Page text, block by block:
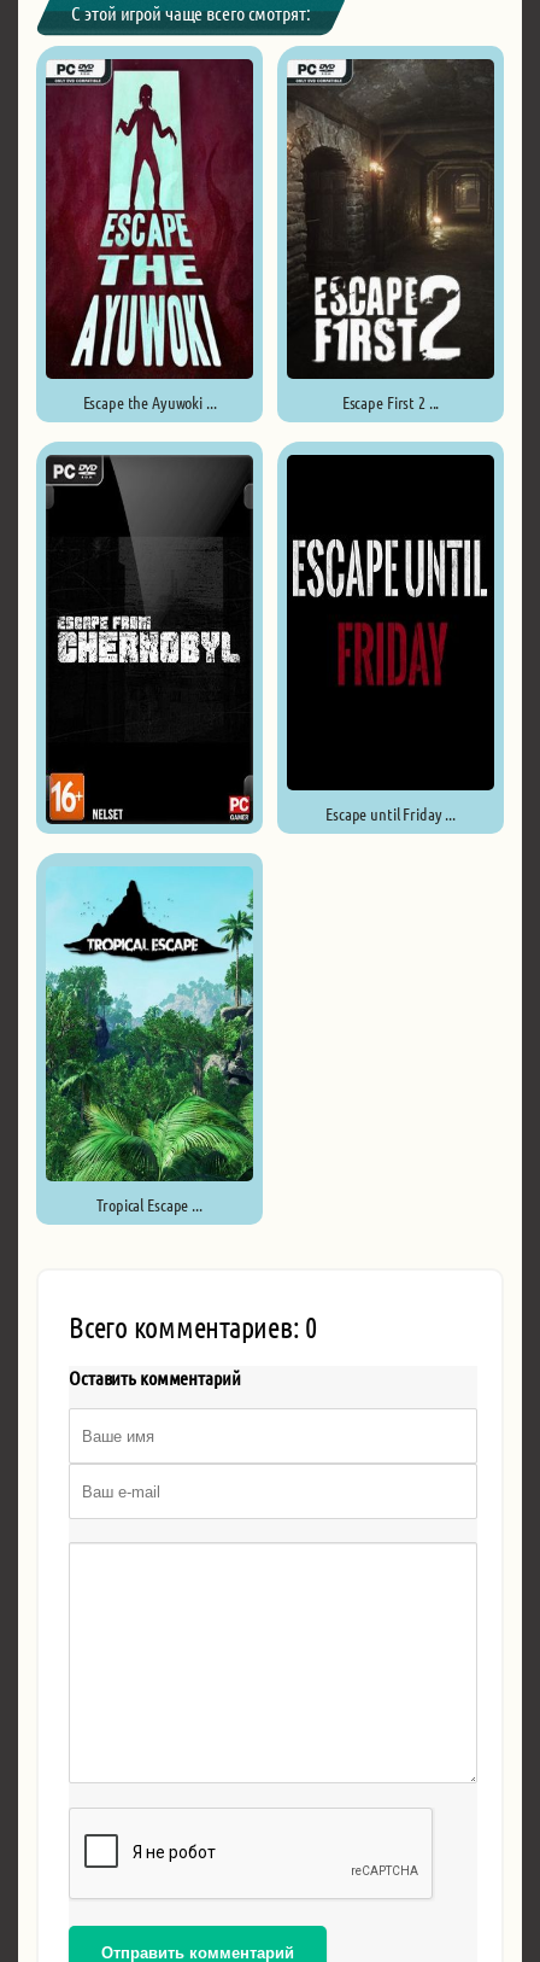
С этой игрой чаще всего смотрят:
Escape the Ayuwoki ... Escape First 2 ...
Escape until Friday ...
Tropical Escape ...
Всего комментариев: 0
Оставить комментарий
Отправить комментарий